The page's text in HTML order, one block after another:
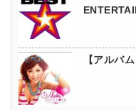
【アルバ